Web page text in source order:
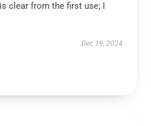
clear from the first use; I
Dec 19, 2024